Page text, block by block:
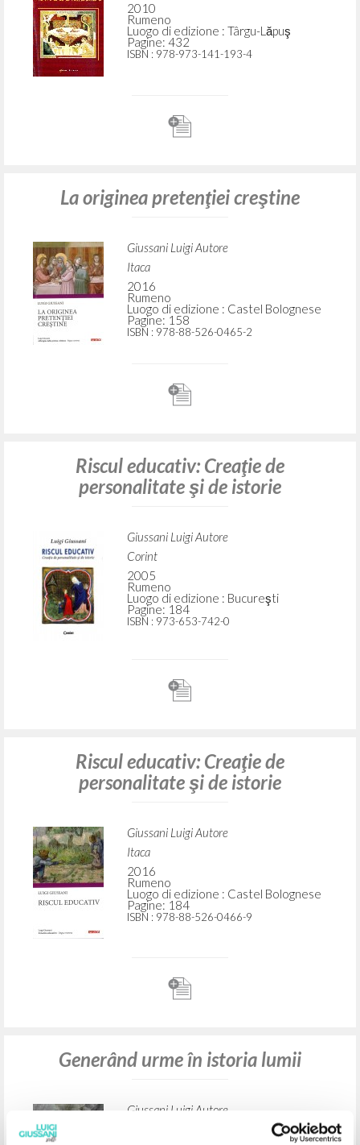
2010
Rumeno
Luogo di edizione : Târgu-Lăpuş
Pagine: 432
ISBN : 978-973-141-193-4
La originea pretenţiei creştine
Giussani Luigi Autore
Itaca
2016
Rumeno
Luogo di edizione : Castel Bolognese
Pagine: 158
ISBN : 978-88-526-0465-2
Riscul educativ: Creaţie de
personalitate şi de istorie
Giussani Luigi Autore
Corint
2005
Rumeno
Luogo di edizione : Bucureşti
Pagine: 184
ISBN : 973-653-742-0
Riscul educativ: Creaţie de
personalitate şi de istorie
Giussani Luigi Autore
Itaca
2016
Rumeno
Luogo di edizione : Castel Bolognese
Pagine: 184
ISBN : 978-88-526-0466-9
Generând urme în istoria lumii
Giussani Luigi Autore
Prades López Javier Maria Autore